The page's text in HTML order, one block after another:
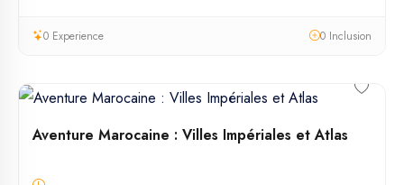
0 Experience 0 Inclusion
Aventure Marocaine : Villes Impériales et Atlas